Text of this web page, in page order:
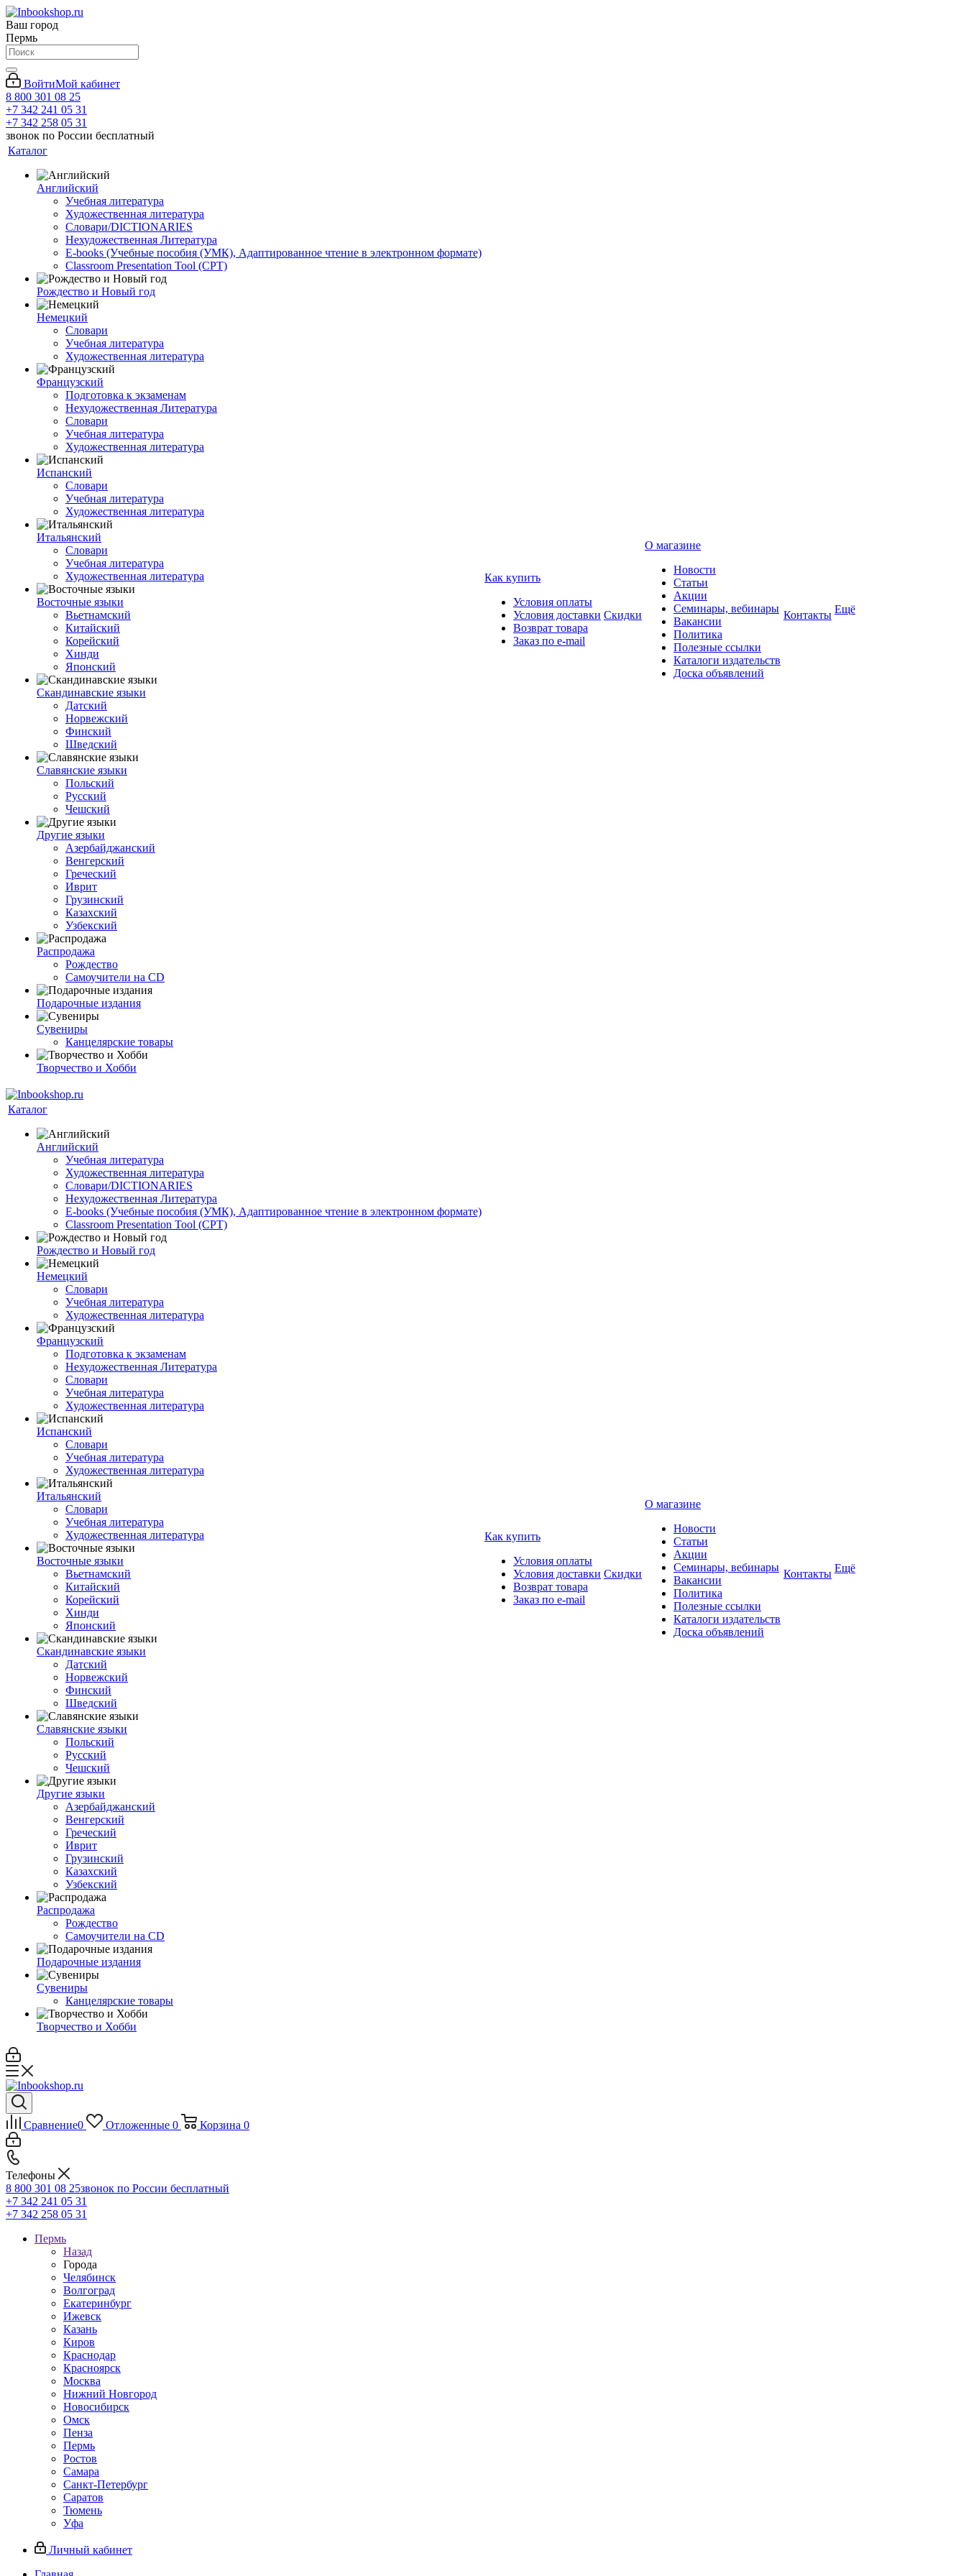
Ваш город
Пермь
ВойтиМой кабинет
8 800 301 08 25
+7 342 241 05 31
+7 342 258 05 31
звонок по России бесплатный
Каталог
Английский
Учебная литература
Художественная литература
Словари/DICTIONARIES
Нехудожественная Литература
E-books (Учебные пособия (УМК), Адаптированное чтение в электронном формате)
Classroom Presentation Tool (CPT)
Рождество и Новый год
Немецкий
Словари
Учебная литература
Художественная литература
Французский
Подготовка к экзаменам
Нехудожественная Литература
Словари
Учебная литература
Художественная литература
Испанский
Словари
Учебная литература
Художественная литература
Итальянский
Словари
Учебная литература
Художественная литература
Восточные языки
Вьетнамский
Китайский
Корейский
Хинди
Японский
Скандинавские языки
Датский
Норвежский
Финский
Шведский
Славянские языки
Польский
Русский
Чешский
Другие языки
Азербайджанский
Венгерский
Греческий
Иврит
Грузинский
Казахский
Узбекский
Распродажа
Рождество
Самоучители на CD
Подарочные издания
Сувениры
Канцелярские товары
Творчество и Хобби
Как купить
Условия оплаты
Условия доставки
Возврат товара
Заказ по e-mail
Скидки
О магазине
Новости
Статьи
Акции
Семинары, вебинары
Вакансии
Политика
Полезные ссылки
Каталоги издательств
Доска объявлений
Контакты Ещё
Каталог
Английский
Учебная литература
Художественная литература
Словари/DICTIONARIES
Нехудожественная Литература
E-books (Учебные пособия (УМК), Адаптированное чтение в электронном формате)
Classroom Presentation Tool (CPT)
Рождество и Новый год
Немецкий
Словари
Учебная литература
Художественная литература
Французский
Подготовка к экзаменам
Нехудожественная Литература
Словари
Учебная литература
Художественная литература
Испанский
Словари
Учебная литература
Художественная литература
Итальянский
Словари
Учебная литература
Художественная литература
Восточные языки
Вьетнамский
Китайский
Корейский
Хинди
Японский
Скандинавские языки
Датский
Норвежский
Финский
Шведский
Славянские языки
Польский
Русский
Чешский
Другие языки
Азербайджанский
Венгерский
Греческий
Иврит
Грузинский
Казахский
Узбекский
Распродажа
Рождество
Самоучители на CD
Подарочные издания
Сувениры
Канцелярские товары
Творчество и Хобби
Как купить
Условия оплаты
Условия доставки
Возврат товара
Заказ по e-mail
Скидки
О магазине
Новости
Статьи
Акции
Семинары, вебинары
Вакансии
Политика
Полезные ссылки
Каталоги издательств
Доска объявлений
Контакты Ещё
Сравнение0 Отложенные 0 Корзина 0
Телефоны
8 800 301 08 25звонок по России бесплатный
+7 342 241 05 31
+7 342 258 05 31
Пермь
Назад
Города
Челябинск
Волгоград
Екатеринбург
Ижевск
Казань
Киров
Краснодар
Красноярск
Москва
Нижний Новгород
Новосибирск
Омск
Пенза
Пермь
Ростов
Самара
Санкт-Петербург
Саратов
Тюмень
Уфа
Личный кабинет